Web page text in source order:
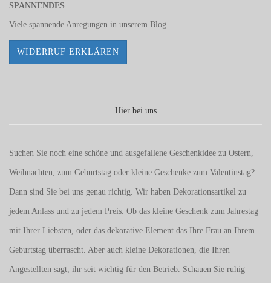
SPANNENDES
Viele spannende Anregungen in unserem Blog
WIDERRUF ERKLÄREN
Hier bei uns
Suchen Sie noch eine schöne und ausgefallene Geschenkidee zu Ostern,
Weihnachten, zum Geburtstag oder kleine Geschenke zum Valentinstag?
Dann sind Sie bei uns genau richtig. Wir haben Dekorationsartikel zu
jedem Anlass und zu jedem Preis. Ob das kleine Geschenk zum Jahrestag
mit Ihrer Liebsten, oder das dekorative Element das Ihre Frau an Ihrem
Geburtstag überrascht. Aber auch kleine Dekorationen, die Ihren
Angestellten sagt, ihr seit wichtig für den Betrieb. Schauen Sie ruhig